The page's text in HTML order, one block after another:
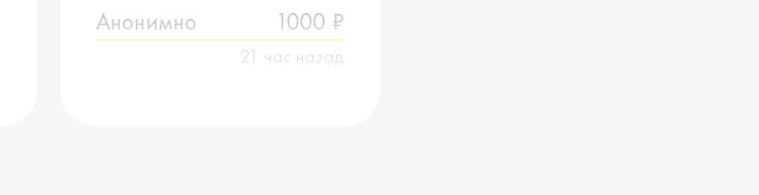
Анонимно 1000 ₽
21 час назад